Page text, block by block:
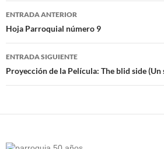
Navegación
de
entradas
ENTRADA ANTERIOR
Hoja Parroquial número 9
ENTRADA SIGUIENTE
Proyección de la Película: The blid side (Un